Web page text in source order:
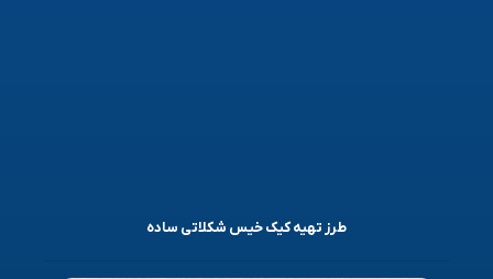
طرز تهیه کیک خیس شکلاتی ساده